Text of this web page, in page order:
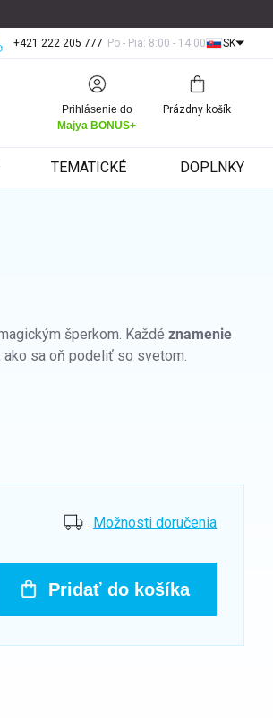
+421 222 205 777 Po - Pia: 8:00 - 14:00 SK
Prihlásenie do
Majya BONUS+
Nákupný
košík
Prázdny košík
TEMATICKÉ DOPLNKY
šperkom. Každé znamenie
ako sa oň podeliť so svetom.
Možnosti doručenia
Pridať do košíka